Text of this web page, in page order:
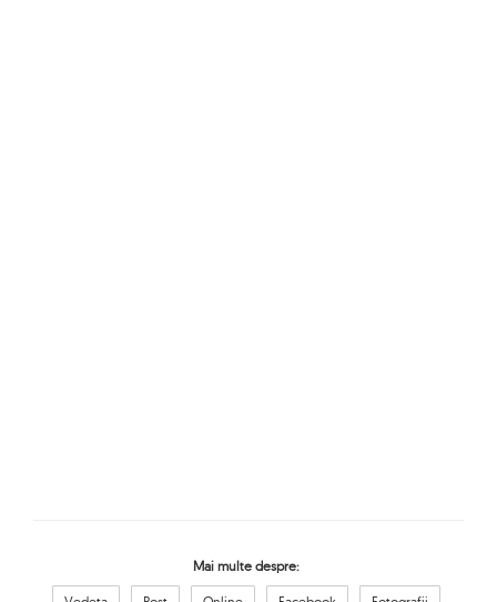
Mai multe despre: